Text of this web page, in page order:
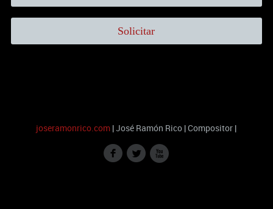
Solicitar
joseramonrico.com | José Ramón Rico | Compositor |
f l x